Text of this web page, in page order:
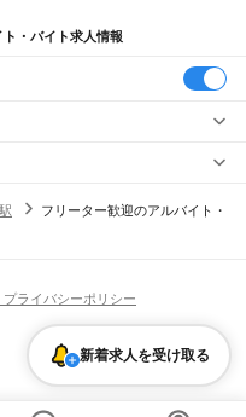
・バイト求人情報
千代市我孫子市鴨川市鎌ケ谷市
印西市白井市富里市南房総市
印旛郡 香取郡山武郡 長生郡夷隅郡
津田沼駅幕張本郷駅幕張駅
横芝駅飯倉駅 干潟駅
バー（BAR）・バーテンダー
・マネージャー）
型・髪色自由
留学生・外国人活躍中
フリーター歓迎のアルバイト・
新着求人を受け取る
ライバシーポリシー